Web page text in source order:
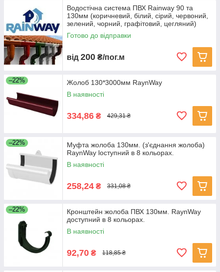
Водостічна система ПВХ Rainway 90 та
130мм (коричневий, білий, сірий, червоний,
зелений, чорний, графітовий, цегляний)
Готово до відправки
від 200 ₴/пог.м
–22%
Жолоб 130*3000мм RaynWay
В наявності
334,86 ₴ 429,31 ₴
–22%
Муфта жолоба 130мм. (з'єднання жолоба)
RaynWay lоступний в 8 кольорах.
В наявності
258,24 ₴ 331,08 ₴
–22%
Кронштейн жолоба ПВХ 130мм. RaynWay
доступний в 8 кольорах.
В наявності
92,70 ₴ 118,85 ₴